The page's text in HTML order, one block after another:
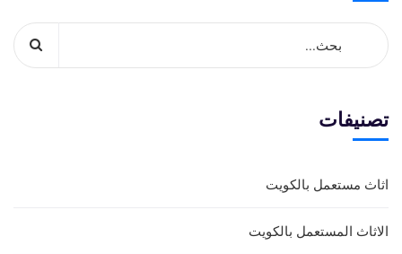
تصنيفات
اثاث مستعمل بالكويت
الاثاث المستعمل بالكويت